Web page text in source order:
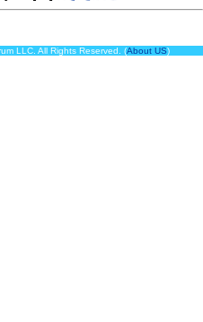
LLC. All Rights Reserved. (About US)